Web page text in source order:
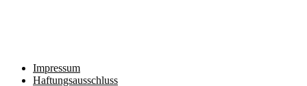
Impressum
Haftungsausschluss